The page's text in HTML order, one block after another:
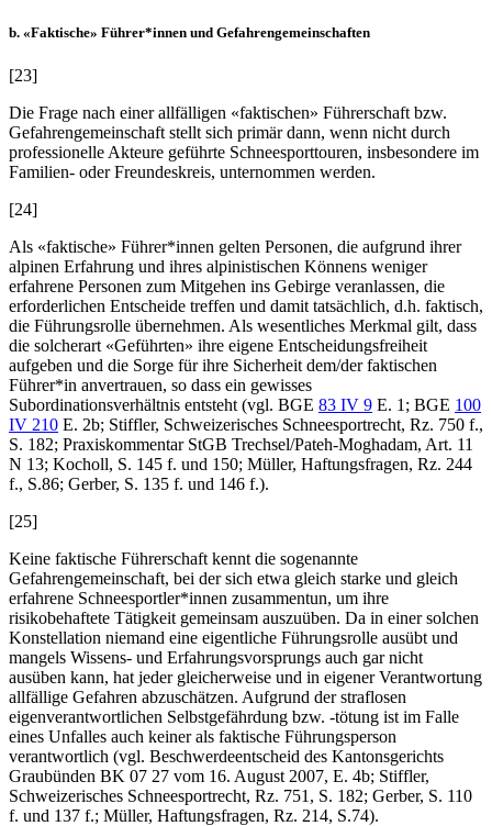
b. «Faktische» Führer*innen und Gefahrengemeinschaften
[23]
Die Frage nach einer allfälligen «faktischen» Führerschaft bzw.
Gefahrengemeinschaft stellt sich primär dann, wenn nicht durch
professionelle Akteure geführte Schneesporttouren, insbesondere im
Familien- oder Freundeskreis, unternommen werden.
[24]
Als «faktische» Führer*innen gelten Personen, die aufgrund ihrer
alpinen Erfahrung und ihres alpinistischen Könnens weniger
erfahrene Personen zum Mitgehen ins Gebirge veranlassen, die
erforderlichen Entscheide treffen und damit tatsächlich, d.h. faktisch,
die Führungsrolle übernehmen. Als wesentliches Merkmal gilt, dass
die solcherart «Geführten» ihre eigene Entscheidungsfreiheit
aufgeben und die Sorge für ihre Sicherheit dem/der faktischen
Führer*in anvertrauen, so dass ein gewisses
Subordinationsverhältnis entsteht (vgl. BGE 83 IV 9 E. 1; BGE 100
IV 210 E. 2b; Stiffler, Schweizerisches Schneesportrecht, Rz. 750 f.,
S. 182; Praxiskommentar StGB Trechsel/Pateh-Moghadam, Art. 11
N 13; Kocholl, S. 145 f. und 150; Müller, Haftungsfragen, Rz. 244
f., S.86; Gerber, S. 135 f. und 146 f.).
[25]
Keine faktische Führerschaft kennt die sogenannte
Gefahrengemeinschaft, bei der sich etwa gleich starke und gleich
erfahrene Schneesportler*innen zusammentun, um ihre
risikobehaftete Tätigkeit gemeinsam auszuüben. Da in einer solchen
Konstellation niemand eine eigentliche Führungsrolle ausübt und
mangels Wissens- und Erfahrungsvorsprungs auch gar nicht
ausüben kann, hat jeder gleicherweise und in eigener Verantwortung
allfällige Gefahren abzuschätzen. Aufgrund der straflosen
eigenverantwortlichen Selbstgefährdung bzw. -tötung ist im Falle
eines Unfalles auch keiner als faktische Führungsperson
verantwortlich (vgl. Beschwerdeentscheid des Kantonsgerichts
Graubünden BK 07 27 vom 16. August 2007, E. 4b; Stiffler,
Schweizerisches Schneesportrecht, Rz. 751, S. 182; Gerber, S. 110
f. und 137 f.; Müller, Haftungsfragen, Rz. 214, S.74).